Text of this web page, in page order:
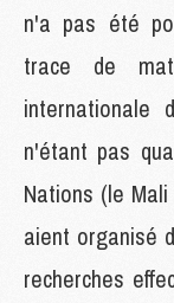
n'a pas été
trace de
internationale
n'étant pas
Nations (le
aient organisé
recherches